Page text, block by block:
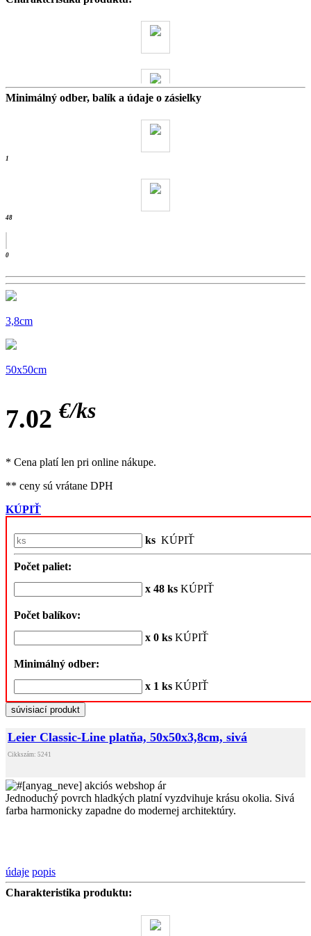
Minimálný odber, balík a údaje o zásielky
1
48
0
3,8cm
50x50cm
7.02 €/ks
* Cena platí len pri online nákupe.
** ceny sú vrátane DPH
KÚPIŤ
ks KÚPIŤ
Počet paliet:
x 48 ks KÚPIŤ
Počet balíkov:
x 0 ks KÚPIŤ
Minimálný odber:
x 1 ks KÚPIŤ
súvisiací produkt
Leier Classic-Line platňa, 50x50x3,8cm, sivá
Cikkszám: 5241
Jednoduchý povrch hladkých platní vyzdvihuje krásu okolia. Sivá
farba harmonicky zapadne do modernej architektúry.
údaje popis
Charakteristika produktu: